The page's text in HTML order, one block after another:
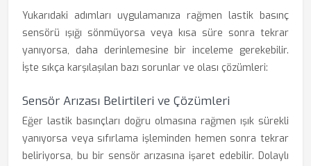
Yukarıdaki adımları uygulamanıza rağmen lastik basınç
sensörü ışığı sönmüyorsa veya kısa süre sonra tekrar
yanıyorsa, daha derinlemesine bir inceleme gerekebilir.
İşte sıkça karşılaşılan bazı sorunlar ve olası çözümleri:
Sensör Arızası Belirtileri ve Çözümleri
Eğer lastik basınçları doğru olmasına rağmen ışık sürekli
yanıyorsa veya sıfırlama işleminden hemen sonra tekrar
beliriyorsa, bu bir sensör arızasına işaret edebilir. Dolaylı